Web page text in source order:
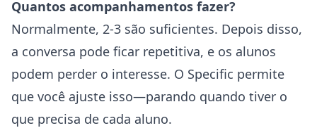
Quantos acompanhamentos fazer?
Normalmente, 2-3 são suficientes. Depois disso,
a conversa pode ficar repetitiva, e os alunos
podem perder o interesse. O Specific permite
que você ajuste isso—parando quando tiver o
que precisa de cada aluno.